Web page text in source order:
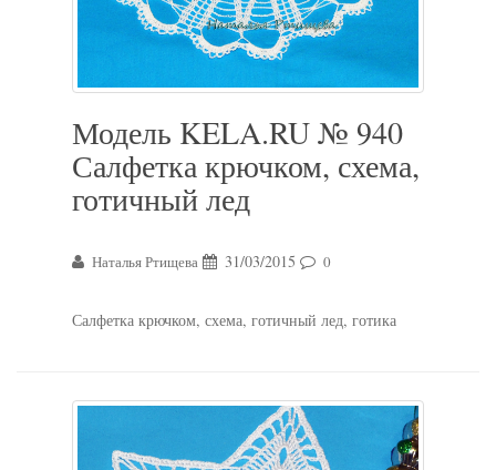
Модель KELA.RU № 940
Салфетка крючком, схема,
готичный лед
Наталья Ртищева 31/03/2015 0
Салфетка крючком, схема, готичный лед, готика